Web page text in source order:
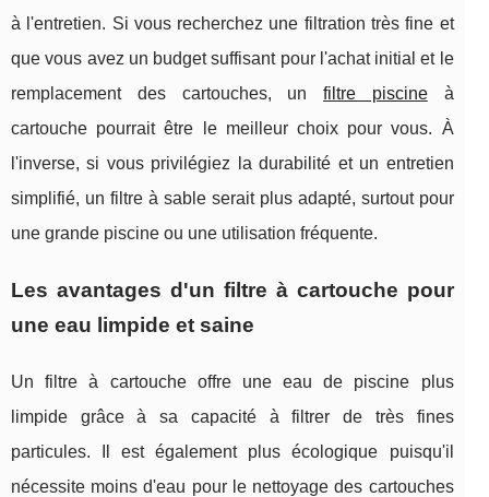
à l'entretien. Si vous recherchez une filtration très fine et
que vous avez un budget suffisant pour l'achat initial et le
remplacement des cartouches, unfiltre piscineà
cartouche pourrait être le meilleur choix pour vous. À
l'inverse, si vous privilégiez la durabilité et un entretien
simplifié, un filtre à sable serait plus adapté, surtout pour
une grande piscine ou une utilisation fréquente.
Les avantages d'un filtre à cartouche pour
une eau limpide et saine
Un filtre à cartouche offre une eau de piscine plus
limpide grâce à sa capacité à filtrer de très fines
particules. Il est également plus écologique puisqu'il
nécessite moins d'eau pour le nettoyage des cartouches